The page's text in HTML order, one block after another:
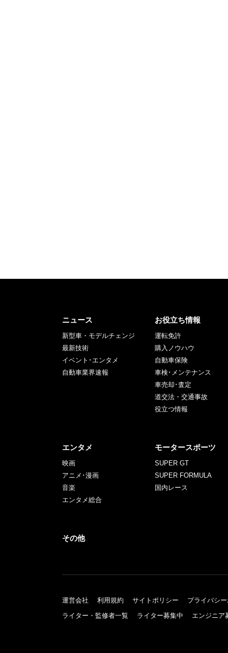
ニュース
新型車・モデルチェンジ
最新技術
イベント･エンタメ
自動車業界速報
お役立ち情報
運転免許
購入ノウハウ
自動車保険
車検･メンテナンス
車売却･査定
道交法・交通事故
役立つ情報
エンタメ
映画
アニメ･漫画
音楽
エンタメ総合
モータースポーツ
SUPER GT
SUPER FORMULA
国内レース
その他
運営会社 利用規約 サイトポリシー
プライバシ
ライター・監修者一覧
ライター募集中 エンジニア